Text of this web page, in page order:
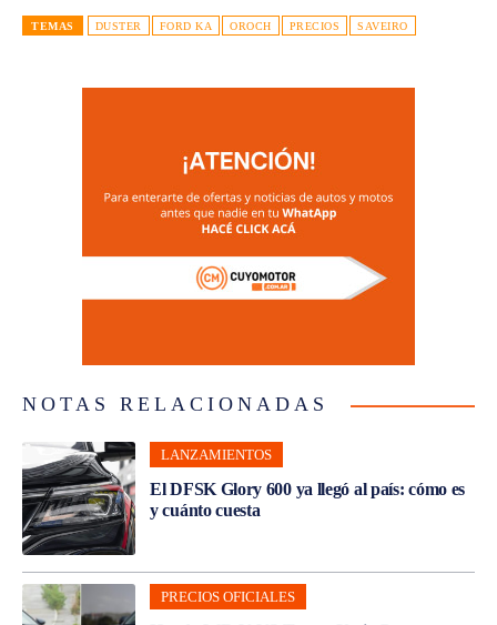
TEMAS DUSTER FORD KA OROCH PRECIOS SAVEIRO
NOTAS RELACIONADAS
LANZAMIENTOS
El DFSK Glory 600 ya llegó al país: cómo es
y cuánto cuesta
PRECIOS OFICIALES